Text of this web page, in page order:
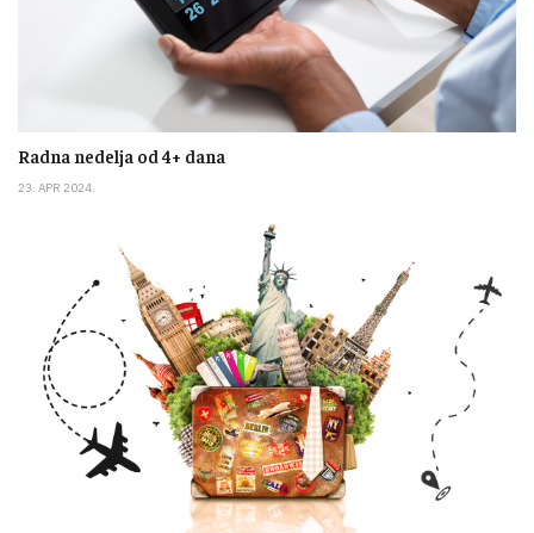
Radna nedelja od 4+ dana
23. APR 2024.